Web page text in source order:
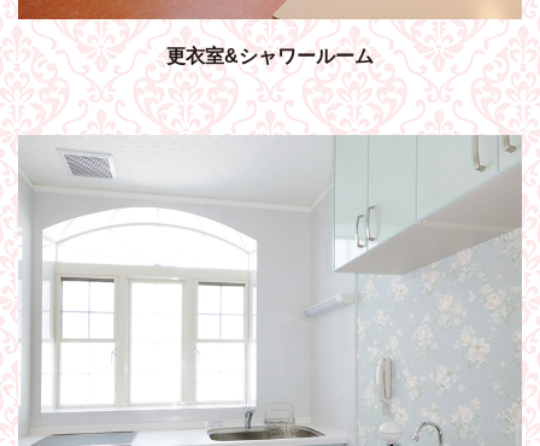
更衣室&シャワールーム